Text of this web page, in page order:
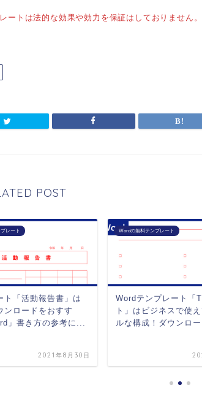
ートは法的な効果や効力を保証はしておりません
POST
レート
ト「活動報告書」は
ンロードをおすす
」書き方の参考に...
2021年8月30日
Wordの無料テンプレート
Wordテンプレート「
ト」はビジネスで使
ルな構成！ダウンロ